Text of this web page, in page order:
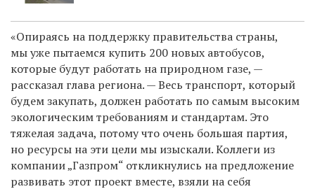
«Опираясь на поддержку правительства страны,
мы уже пытаемся купить 200 новых автобусов,
которые будут работать на природном газе, —
рассказал глава региона. — Весь транспорт, который
будем закупать, должен работать по самым высоким
экологическим требованиям и стандартам. Это
тяжелая задача, потому что очень большая партия,
но ресурсы на эти цели мы изыскали. Коллеги из
компании „Газпром“ откликнулись на предложение
развивать этот проект вместе, взяли на себя